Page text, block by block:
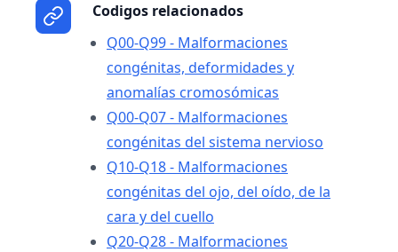
Codigos relacionados
Q00-Q99 - Malformaciones
congénitas, deformidades y
anomalías cromosómicas
Q00-Q07 - Malformaciones
congénitas del sistema nervioso
Q10-Q18 - Malformaciones
congénitas del ojo, del oído, de la
cara y del cuello
Q20-Q28 - Malformaciones